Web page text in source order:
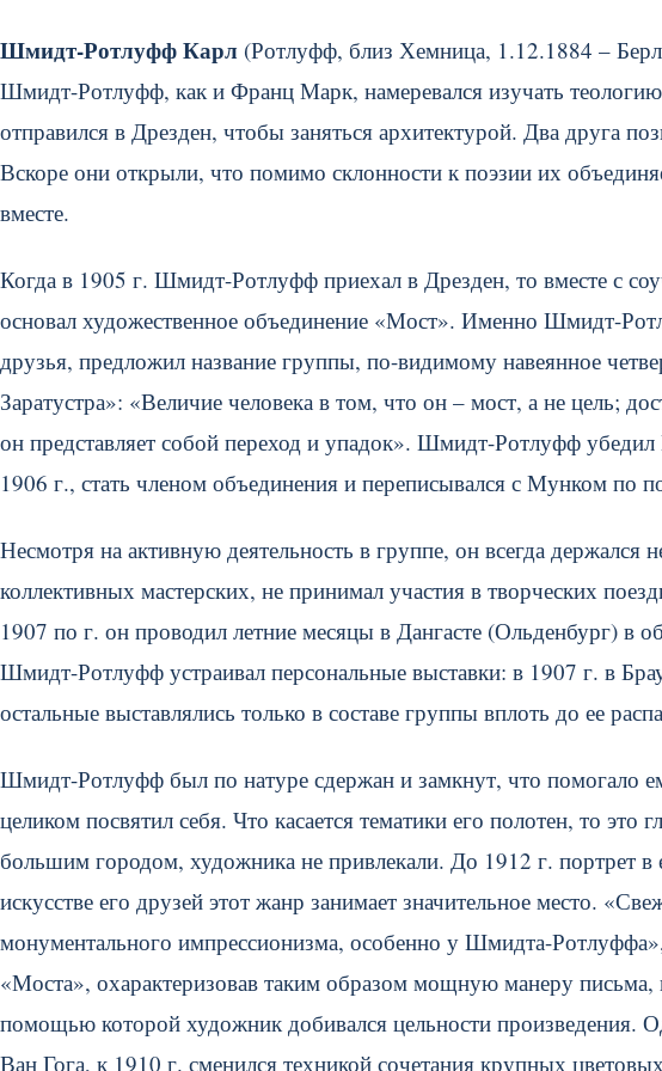
Шмидт-Ротлуфф Карл (Ротлуфф, близ Хемница, 1.12.1884 –
Шмидт-Ротлуфф, как и Франц Марк, намеревался изучать
отправился в Дрезден, чтобы заняться архитектурой. Два друга
Вскоре они открыли, что помимо склонности к поэзии их
вместе.
Когда в 1905 г. Шмидт-Ротлуфф приехал в Дрезден, то вместе с
основал художественное объединение «Мост». Именно Шмидт-
друзья, предложил название группы, по-видимому навеянное
Заратустра»: «Величие человека в том, что он – мост, а не цель;
он представляет собой переход и упадок». Шмидт-Ротлуфф
1906 г., стать членом объединения и переписывался с Мунком по
Несмотря на активную деятельность в группе, он всегда держался
коллективных мастерских, не принимал участия в творческих
1907 по г. он проводил летние месяцы в Дангасте (Ольденбург) в
Шмидт-Ротлуфф устраивал персональные выставки: в 1907 г. в
остальные выставлялись только в составе группы вплоть до ее
Шмидт-Ротлуфф был по натуре сдержан и замкнут, что помогало
целиком посвятил себя. Что касается тематики его полотен, то
большим городом, художника не привлекали. До 1912 г. портрет в
искусстве его друзей этот жанр занимает значительное место.
монументального импрессионизма, особенно у Шмидта-
«Моста», охарактеризовав таким образом мощную манеру
помощью которой художник добивался цельности произведения.
Ван Гога, к 1910 г. сменился техникой сочетания крупных